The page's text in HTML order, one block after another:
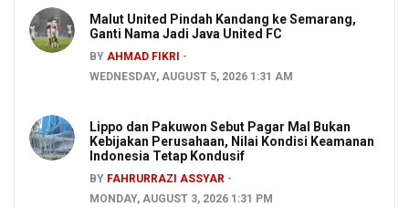
Malut United Pindah Kandang ke Semarang,
Ganti Nama Jadi Java United FC
BY AHMAD FIKRI
WEDNESDAY, AUGUST 5, 2026 1:31 AM
Lippo dan Pakuwon Sebut Pagar Mal Bukan
Kebijakan Perusahaan, Nilai Kondisi Keamanan
Indonesia Tetap Kondusif
BY FAHRURRAZI ASSYAR
MONDAY, AUGUST 3, 2026 1:31 PM